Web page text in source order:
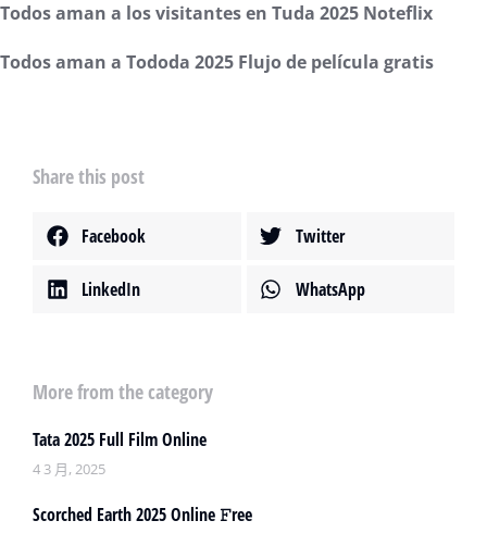
Todos aman a los visitantes en Tuda 2025 Noteflix
Todos aman a Tododa 2025 Flujo de película gratis
Share this post
Facebook Twitter
LinkedIn WhatsApp
More from the category
Tata 2025 Full Film Online
4 3 月, 2025
Scorched Earth 2025 Online 𝙵ree